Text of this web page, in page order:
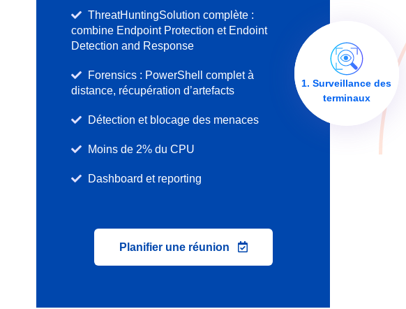
ThreatHuntingSolution complète :
combine Endpoint Protection et Endoint
Detection and Response
Forensics : PowerShell complet à
distance, récupération d’artefacts
Détection et blocage des menaces
Moins de 2% du CPU
Dashboard et reporting
Planifier une réunion
1. Surveillance des
terminaux